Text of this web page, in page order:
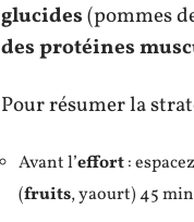
glucides(pommes
des protéines
Pour résumer la
Avant l’effort:
(fruits, yaourt) 45